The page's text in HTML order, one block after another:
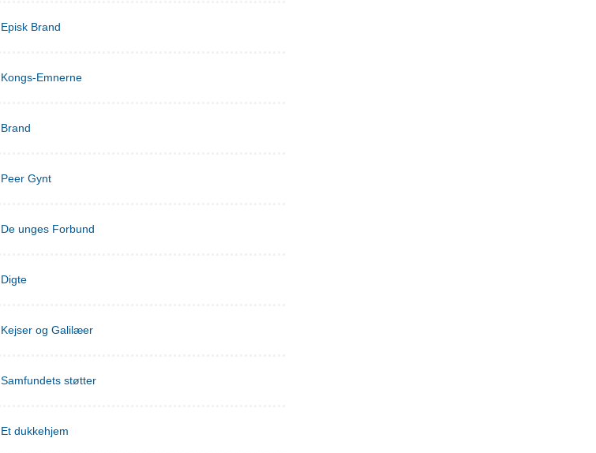
Episk Brand
Kongs-Emnerne
Brand
Peer Gynt
De unges Forbund
Digte
Kejser og Galilæer
Samfundets støtter
Et dukkehjem